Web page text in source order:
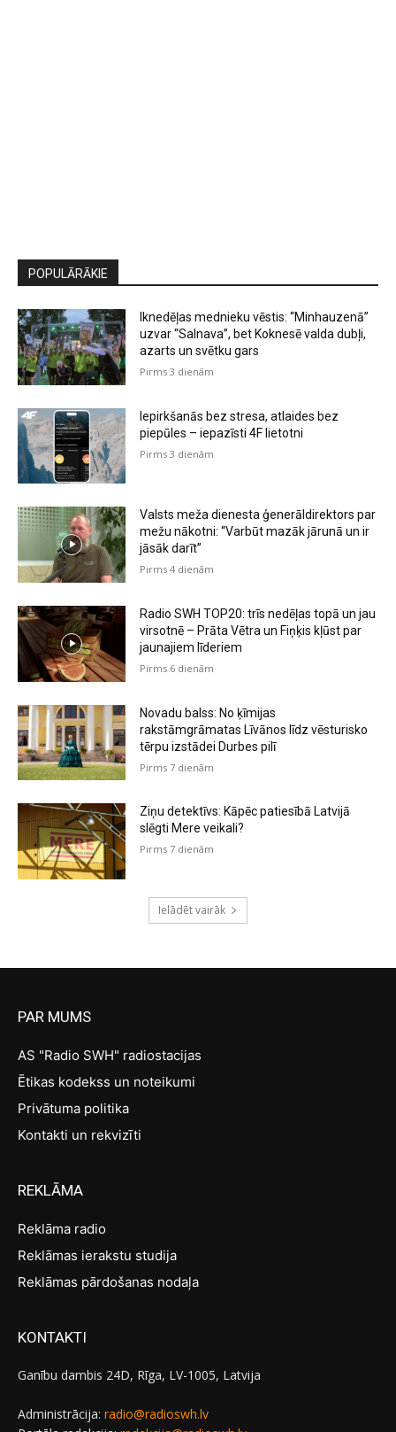
POPULĀRĀKIE
Iknedēļas mednieku vēstis: “Minhauzenā”
uzvar “Salnava”, bet Koknesē valda dubļi,
azarts un svētku gars
Pirms 3 dienām
Iepirkšanās bez stresa, atlaides bez
piepūles – iepazīsti 4F lietotni
Pirms 3 dienām
Valsts meža dienesta ģenerāldirektors par
mežu nākotni: “Varbūt mazāk jārunā un ir
jāsāk darīt”
Pirms 4 dienām
Radio SWH TOP20: trīs nedēļas topā un jau
virsotnē – Prāta Vētra un Fiņķis kļūst par
jaunajiem līderiem
Pirms 6 dienām
Novadu balss: No ķīmijas
rakstāmgrāmatas Līvānos līdz vēsturisko
tērpu izstādei Durbes pilī
Pirms 7 dienām
Ziņu detektīvs: Kāpēc patiesībā Latvijā
slēgti Mere veikali?
Pirms 7 dienām
Ielādēt vairāk
PAR MUMS
AS "Radio SWH" radiostacijas
Ētikas kodekss un noteikumi
Privātuma politika
Kontakti un rekvizīti
REKLĀMA
Reklāma radio
Reklāmas ierakstu studija
Reklāmas pārdošanas nodaļa
KONTAKTI
Ganību dambis 24D, Rīga, LV-1005, Latvija
Administrācija: radio@radioswh.lv